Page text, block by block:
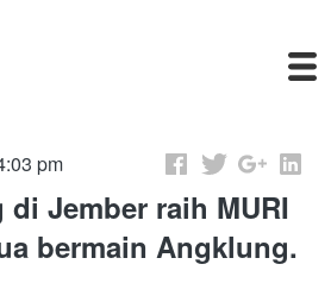
pm
Jember raih MURI
bermain Angklung.